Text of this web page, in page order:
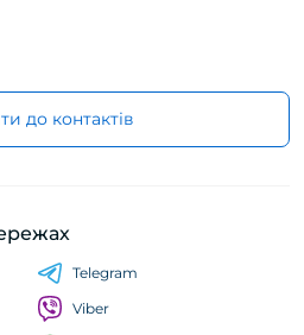
до контактів
Telegram
Viber